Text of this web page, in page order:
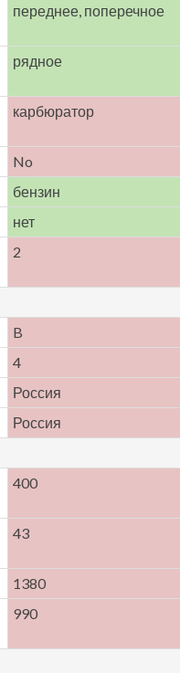
переднее, поперечное
рядное
карбюратор
No
бензин
нет
2
B
4
Россия
Россия
400
43
1380
990